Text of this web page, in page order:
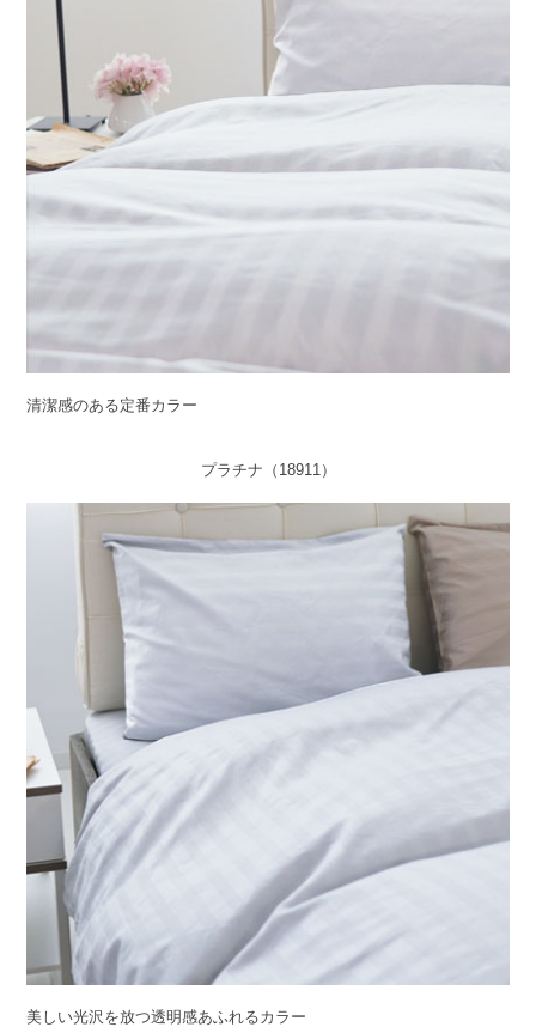
清潔感のある定番カラー
プラチナ（18911）
美しい光沢を放つ透明感あふれるカラー